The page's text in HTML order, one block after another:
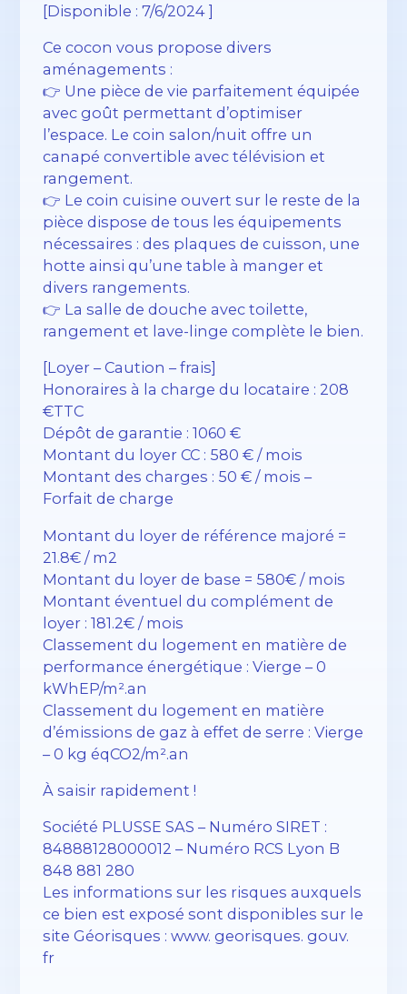
[Disponible : 7/6/2024 ]
Ce cocon vous propose divers
aménagements :
👉 Une pièce de vie parfaitement équipée
avec goût permettant d’optimiser
l’espace. Le coin salon/nuit offre un
canapé convertible avec télévision et
rangement.
👉 Le coin cuisine ouvert sur le reste de la
pièce dispose de tous les équipements
nécessaires : des plaques de cuisson, une
hotte ainsi qu’une table à manger et
divers rangements.
👉 La salle de douche avec toilette,
rangement et lave-linge complète le bien.
[Loyer – Caution – frais]
Honoraires à la charge du locataire : 208
€TTC
Dépôt de garantie : 1060 €
Montant du loyer CC : 580 € / mois
Montant des charges : 50 € / mois –
Forfait de charge
Montant du loyer de référence majoré =
21.8€ / m2
Montant du loyer de base = 580€ / mois
Montant éventuel du complément de
loyer : 181.2€ / mois
Classement du logement en matière de
performance énergétique : Vierge – 0
kWhEP/m².an
Classement du logement en matière
d’émissions de gaz à effet de serre : Vierge
– 0 kg éqCO2/m².an
À saisir rapidement !
Société PLUSSE SAS – ​​Numéro SIRET :
84888128000012 – Numéro RCS Lyon B
848 881 280
Les informations sur les risques auxquels
ce bien est exposé sont disponibles sur le
site Géorisques : www. georisques. gouv.
fr